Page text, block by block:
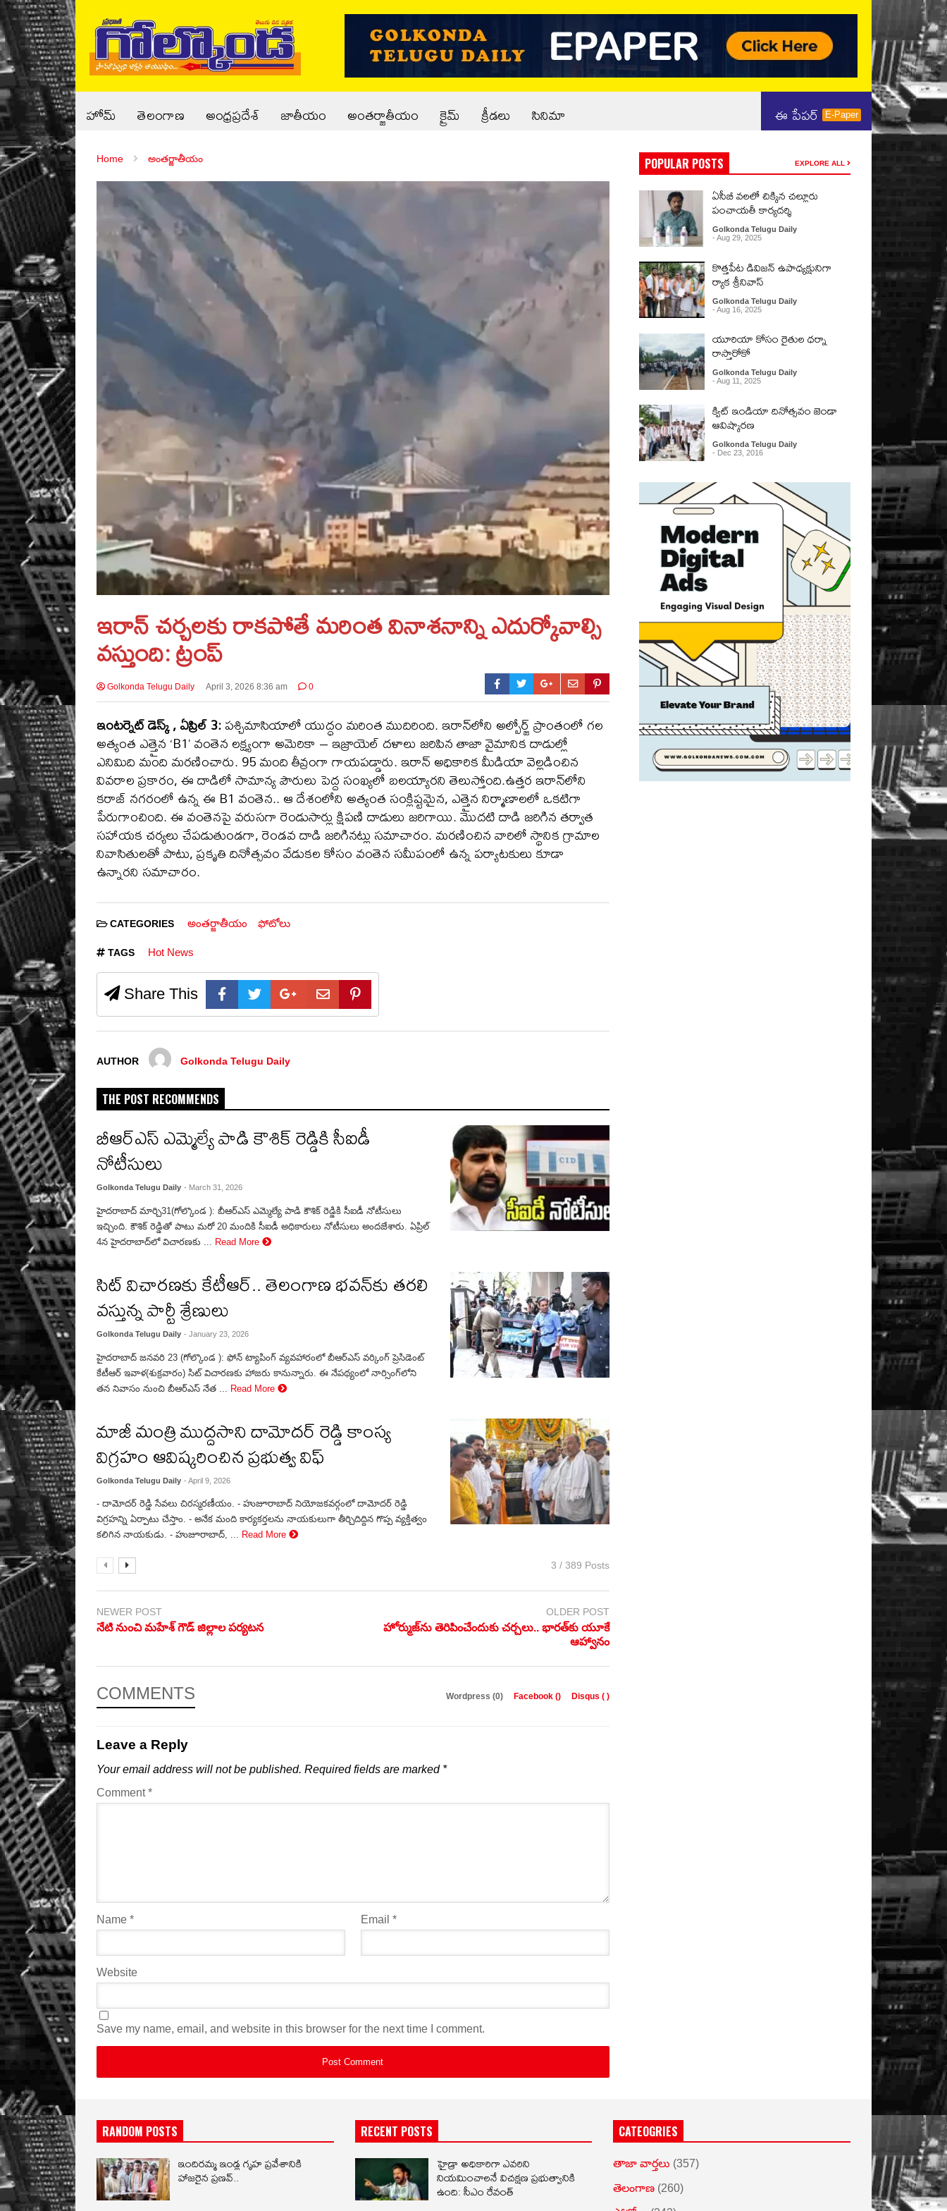
హోమ్ తెలంగాణ అంధ్రప్రదేశ్ జాతీయం అంతర్జాతీయం క్రైమ్ క్రీడలు సినిమా ఈ పేపర్ E-Paper
Home అంతర్జాతీయం
ఇరాన్ చర్చలకు రాకపోతే మరింత వినాశనాన్ని ఎదుర్కోవాల్సి
వస్తుంది: ట్రంప్
Golkonda Telugu Daily April 3, 2026 8:36 am 0
ఇంటర్నెట్ డెస్క్ , ఏప్రిల్ 3:పశ్చిమాసియాలో యుద్ధం మరింత ముదిరింది. ఇరాన్‌లోని అల్బోర్జ్ ప్రాంతంలో గల
అత్యంత ఎత్తైన ‘B1’ వంతెన లక్ష్యంగా అమెరికా – ఇజ్రాయెల్ దళాలు జరిపిన తాజా వైమానిక దాడుల్లో
ఎనిమిది మంది మరణించారు. 95 మంది తీవ్రంగా గాయపడ్డారు. ఇరాన్ అధికారిక మీడియా వెల్లడించిన
వివరాల ప్రకారం, ఈ దాడిలో సామాన్య పౌరులు పెద్ద సంఖ్యలో బలయ్యారని తెలుస్తోంది.ఉత్తర ఇరాన్‌లోని
కరాజ్ నగరంలో ఉన్న ఈ B1 వంతెన.. ఆ దేశంలోని అత్యంత సంక్లిష్టమైన, ఎత్తైన నిర్మాణాలలో ఒకటిగా
పేరుగాంచింది. ఈ వంతెనపై వరుసగా రెండుసార్లు క్షిపణి దాడులు జరిగాయి. మొదటి దాడి జరిగిన తర్వాత
సహాయక చర్యలు చేపడుతుండగా, రెండవ దాడి జరిగినట్లు సమాచారం. మరణించిన వారిలో స్థానిక గ్రామాల
నివాసితులతో పాటు, ప్రకృతి దినోత్సవం వేడుకల కోసం వంతెన సమీపంలో ఉన్న పర్యాటకులు కూడా
ఉన్నారని సమాచారం.
CATEGORIES అంతర్జాతీయం ఫోటోలు
TAGS Hot News
Share This
AUTHOR Golkonda Telugu Daily
THE POST RECOMMENDS
బీఆర్‌ఎస్ ఎమ్మెల్యే పాడి కౌశిక్ రెడ్డికి సీఐడీ
నోటీసులు
Golkonda Telugu Daily - March 31, 2026
హైదరాబాద్ మార్చి31(గోల్కొండ ): బీఆర్‌ఎస్ ఎమ్మెల్యే పాడి కౌశిక్ రెడ్డికి సీఐడీ నోటీసులు
ఇచ్చింది. కౌశిక్ రెడ్డితో పాటు మరో 20 మందికి సీఐడీ అధికారులు నోటీసులు అందజేశారు. ఏప్రిల్
4న హైదరాబాద్‌లో విచారణకు ...
Read More
సిట్ విచారణకు కేటీఆర్.. తెలంగాణ భవన్‌కు తరలి
వస్తున్న పార్టీ శ్రేణులు
Golkonda Telugu Daily - January 23, 2026
హైదరాబాద్ జనవరి 23 (గోల్కొండ ): ఫోన్ ట్యాపింగ్ వ్యవహారంలో బీఆర్ఎస్ వర్కింగ్ ప్రెసిడెంట్
కేటీఆర్ ఇవాళ(శుక్రవారం) సిట్ విచారణకు హాజరు కానున్నారు. ఈ నేపథ్యంలో నార్సింగ్‌లోని
తన నివాసం నుంచి బీఆర్ఎస్ నేత ...
Read More
మాజీ మంత్రి ముద్దసాని దామోదర్ రెడ్డి కాంస్య
విగ్రహం ఆవిష్కరించిన ప్రభుత్వ విఫ్
Golkonda Telugu Daily - April 9, 2026
- దామోదర్ రెడ్డి సేవలు చిరస్మరణీయం. - హుజూరాబాద్ నియోజకవర్గంలో దామోదర్ రెడ్డి
విగ్రహన్ని ఏర్పాటు చేస్తాం. - అనేక మంది కార్యకర్తలను నాయకులుగా తీర్చిదిద్దిన గొప్ప వ్యక్తిత్వం
కలిగిన నాయకుడు. - హుజూరాబాద్, ... Read More
3 / 389 Posts
NEWER POST
నేటి నుంచి మహేశ్‌ గౌడ్‌ జిల్లాల పర్యటన
OLDER POST
హోర్ముజ్‌ను తెరిపించేందుకు చర్చలు.. భారత్‌కు యూకే
ఆహ్వానం
COMMENTS Wordpress (0) Facebook () Disqus ( )
Leave a Reply
Your email address will not be published. Required fields are marked *
Comment*
Name * Email *
Website
Save my name, email, and website in this browser for the next time I comment.
POPULAR POSTS EXPLORE ALL
ఏసీబీ వలలో చిక్కిన చల్లూరు
పంచాయతీ కార్యదర్శి
Golkonda Telugu Daily
- Aug 29, 2025
కొత్తపేట డివిజన్ ఉపాధ్యక్షునిగా
ర్యాక శ్రీనివాస్
Golkonda Telugu Daily
- Aug 16, 2025
యూరియా కోసం రైతుల ధర్నా
రాస్తారోకో
Golkonda Telugu Daily
- Aug 11, 2025
క్విట్ ఇండియా దినోత్సవం జెండా
ఆవిష్కారణ
Golkonda Telugu Daily
- Dec 23, 2016
RANDOM POSTS
ఇందిరమ్మ ఇండ్ల గృహ ప్రవేశానికి
హాజరైన ప్రణవ్..
RECENT POSTS
హైడ్రా అధికారిగా ఎవరిని
నియమించాలనే విచక్షణ ప్రభుత్వానికి
ఉంది: సీఎం రేవంత్
CATEOGRIES
తాజా వార్తలు (357)
తెలంగాణ (260)